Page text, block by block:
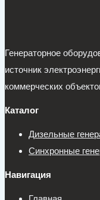
Генераторное
источник
коммерческих
Каталог
Дизельные
Синхронные
Навигация